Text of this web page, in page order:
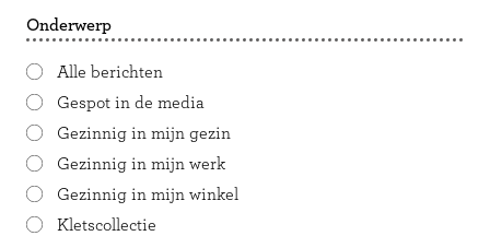
Onderwerp
Alle berichten
Gespot in de media
Gezinnig in mijn gezin
Gezinnig in mijn werk
Gezinnig in mijn winkel
Kletscollectie